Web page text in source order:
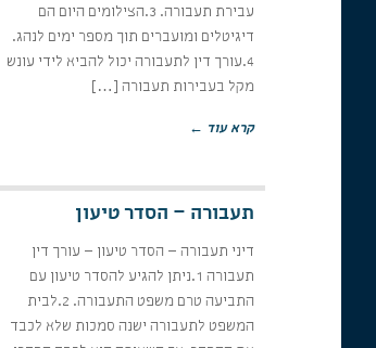
עבירת תעבורה. 3.הצילומים היום הם
דיגיטלים ומועברים תוך מספר ימים לנהג.
4.עורך דין לתעבורה יכול להביא לידי עונש
מקל בעבירות תעבורה […]
קרא עוד ←
תעבורה – הסדר טיעון
דיני תעבורה – הסדר טיעון – עורך דין
תעבורה 1.ניתן להגיע להסדר טיעון עם
התביעה טרם משפט התעבורה. 2.לבית
המשפט לתעבורה ישנה סמכות שלא לכבד